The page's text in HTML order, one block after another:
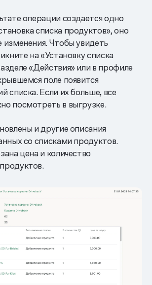
операции создается одно
списка продуктов», оно
изменения. Чтобы увидеть
на «Установку списка
«Действия» или в профиле
поле появится
списка. Если их больше, все
посмотреть в выгрузке.
и другие описания
со списками продуктов.
цена и количество